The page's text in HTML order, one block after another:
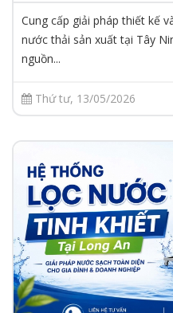
Cung cấp giải pháp thiết kế
nước thải sản xuất tại Tây
nguồn...
Thứ tư, 13/05/2026